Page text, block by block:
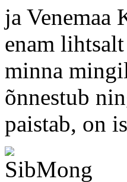
ja Venemaa
enam
minna
õnnestub
paistab, on